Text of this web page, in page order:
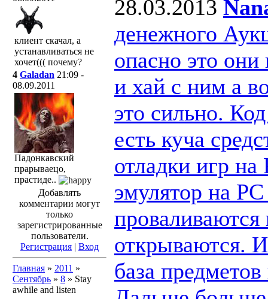
клиент скачал, а
устанавливаться не
хочет((( почему?
4 Galadan 21:09 -
08.09.2011
Падонкавский
прарываецо,
прастиде..
Добавлять
комментарии могут
только
зарегистрированные
пользователи.
Регистрация | Вход
Главная » 2011 »
Сентябрь » 8 » Stay
awhile and listen
28.03.2013
денежного
опасно это
и хай с ним а
это сильно.
есть куча
отладки игр
эмулятор на
проваливаются
открываются.
база